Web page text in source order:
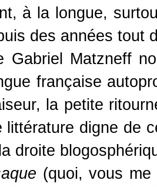
à la longue,
des années tout
Gabriel Matzneff
française
la petite
littérature digne de
droite
(quoi, vous